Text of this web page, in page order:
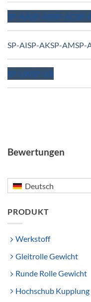
SP-AASP-ABSP-ACSP-
SP-AISP-AKSP-AMSP-
SP-UASP-UB
Bewertungen
Deutsch
PRODUKT
Werkstoff
Gleitrolle Gewicht
Runde Rolle Gewicht
Hochschub Kupplung